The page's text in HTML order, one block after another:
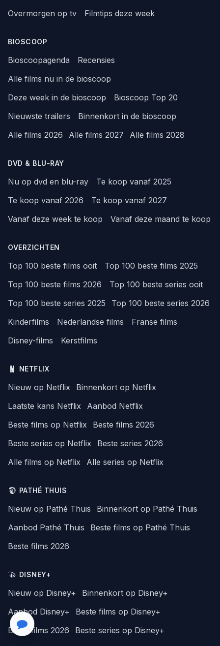
Overmorgen op tv
Filmtips deze week
BIOSCOOP
Bioscoopagenda
Recensies
Alle films nu in de bioscoop
Deze week in de bioscoop
Bioscoop Top 20
Nieuwste trailers
Binnenkort in de bioscoop
Alle films 2026
Alle films 2027 Alle films 2028
DVD & BLU-RAY
Nu op dvd en blu-ray
Te koop vanaf 2025
Te koop vanaf 2026
Te koop vanaf 2027
Vanaf deze week te koop
Vanaf deze maand te koop
OVERZICHTEN
Top 100 beste films ooit
Top 100 beste films 2025
Top 100 beste films 2026
Top 100 beste series ooit
Top 100 beste series 2025
Top 100 beste series 2026
Kinderfilms
Nederlandse films
Franse films
Disney-films
Kerstfilms
NETFLIX
Nieuw op Netflix
Binnenkort op Netflix
Laatste kans Netflix
Aanbod Netflix
Beste films op Netflix
Beste films 2026
Beste series op Netflix
Beste series 2026
Alle films op Netflix
Alle series op Netflix
PATHÉ THUIS
Nieuw op Pathé Thuis
Binnenkort op Pathé Thuis
Aanbod Pathé Thuis
Beste films op Pathé Thuis
Beste films 2026
DISNEY+
Nieuw op Disney+
Binnenkort op Disney+
Aanbod Disney+
Beste films op Disney+
Beste films 2026
Beste series op Disney+